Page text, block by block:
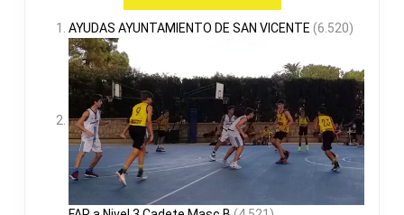
AYUDAS AYUNTAMIENTO DE SAN VICENTE (6.520)